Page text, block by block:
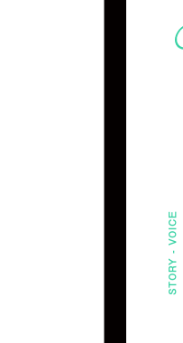
STORY -
VOICE